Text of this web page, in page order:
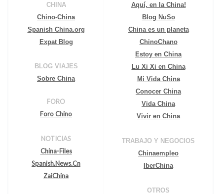
CHINA
Chino-China
Spanish China.org
Expat Blog
BLOG VIAJES
Sobre China
FORO
Foro Chino
NOTICIAS
China-Files
Spanish.News.Cn
ZaiChina
Aquí, en la China!
Blog NuSo
China es un planeta
ChinoChano
Estoy en China
Lu Xi Xi en China
Mi Vida China
Conocer China
Vida China
Vivir en China
TRABAJO Y NEGOCIOS
Chinaempleo
IberChina
OTROS